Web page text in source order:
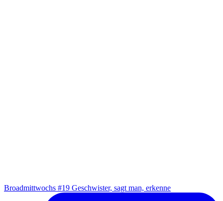
Broad­mitt­wochs #19 Geschwis­ter, sagt man, erkenne